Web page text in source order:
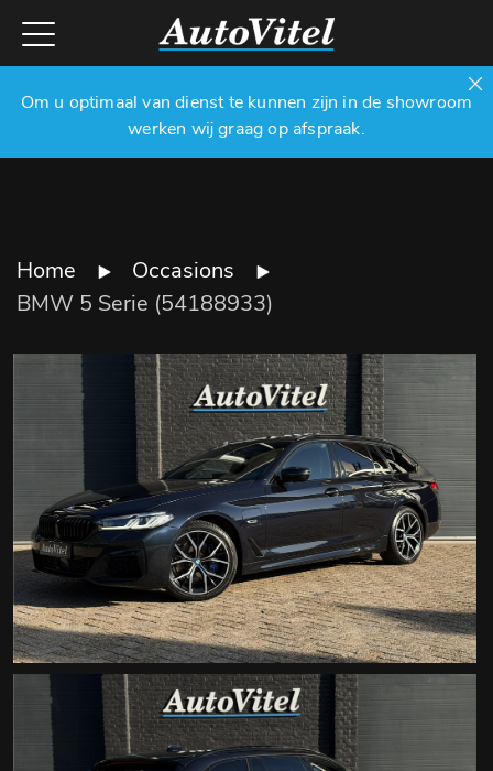
Om u optimaal van dienst te kunnen zijn in de showroom
werken wij graag op afspraak.
Home
Occasions
BMW 5 Serie (54188933)